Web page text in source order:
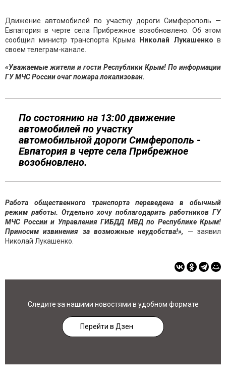
Движение автомобилей по участку дороги Симферополь —
Евпатория в черте села Прибрежное возобновлено. Об этом
сообщил министр транспорта Крыма Николай Лукашенко в
своем телеграм-канале.
«Уважаемые жители и гости Республики Крым! По информации
ГУ МЧС России очаг пожара локализован.
По состоянию на 13:00 движение
автомобилей по участку
автомобильной дороги Симферополь -
Евпатория в черте села Прибрежное
возобновлено.
Работа общественного транспорта переведена в обычный
режим работы. Отдельно хочу поблагодарить работников ГУ
МЧС России и Управления ГИБДД МВД по Республике Крым!
Приносим извинения за возможные неудобства!», — заявил
Николай Лукашенко.
Следите за нашими новостями в удобном формате
Перейти в Дзен